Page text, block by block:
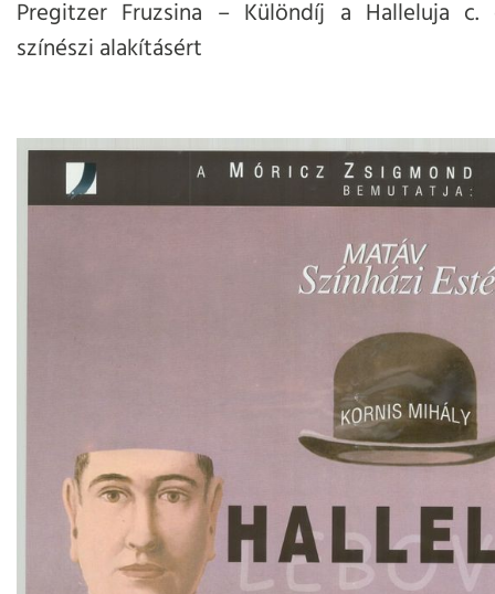
Pregitzer Fruzsina – Különdíj a Halleluja c.
színészi alakításért